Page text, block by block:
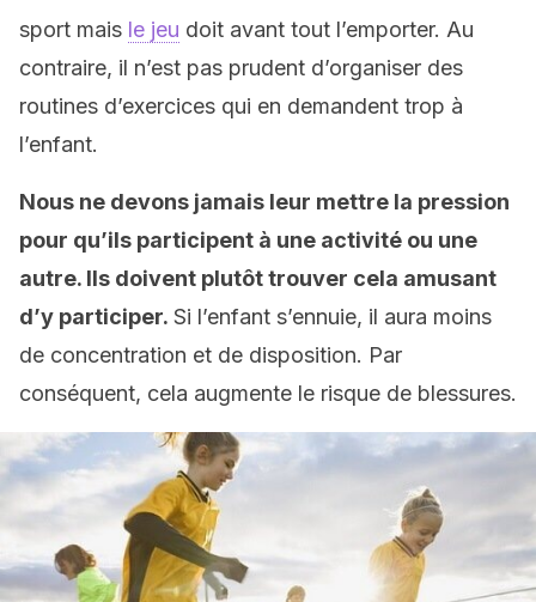
sport mais le jeu doit avant tout l’emporter. Au
contraire, il n’est pas prudent d’organiser des
routines d’exercices qui en demandent trop à
l’enfant.
Nous ne devons jamais leur mettre la pression
pour qu’ils participent à une activité ou une
autre. Ils doivent plutôt trouver cela amusant
d’y participer. Si l’enfant s’ennuie, il aura moins
de concentration et de disposition. Par
conséquent, cela augmente le risque de blessures.